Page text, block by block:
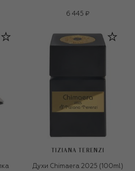
6 445 ₽
TIZIANA TERENZI
Духи Chimaera 2025 (100ml)